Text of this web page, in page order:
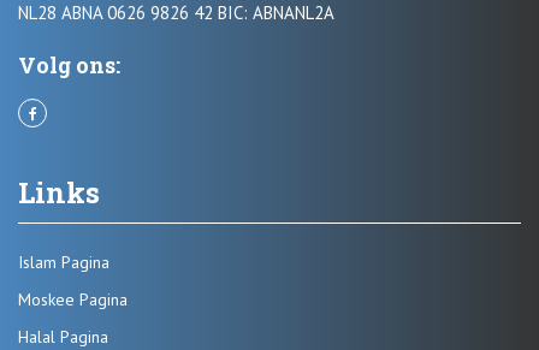
NL28 ABNA 0626 9826 42 BIC: ABNANL2A
Volg ons:
Links
Islam Pagina
Moskee Pagina
Halal Pagina